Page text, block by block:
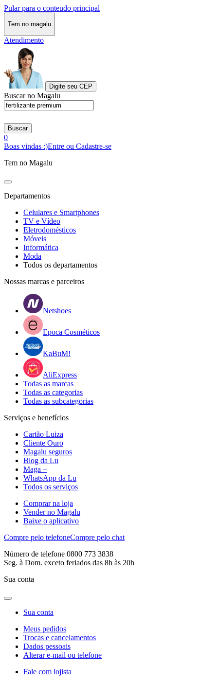
Pular para o conteudo principal
Tem no magalu
Atendimento
Digite seu CEP
Buscar no Magalu
Buscar
0
Boas vindas :)Entre ou Cadastre-se
Tem no Magalu
Departamentos
Celulares e Smartphones
TV e Vídeo
Eletrodomésticos
Móveis
Informática
Moda
Todos os departamentos
Nossas marcas e parceiros
Netshoes
Epoca Cosméticos
KaBuM!
AliExpress
Todas as marcas
Todas as categorias
Todas as subcategorias
Serviços e benefícios
Cartão Luiza
Cliente Ouro
Magalu seguros
Blog da Lu
Maga +
WhatsApp da Lu
Todos os serviços
Comprar na loja
Vender no Magalu
Baixe o aplicativo
Compre pelo telefoneCompre pelo chat
Número de telefone 0800 773 3838
Seg. à Dom. exceto feriados das 8h às 20h
Sua conta
Sua conta
Meus pedidos
Trocas e cancelamentos
Dados pessoais
Alterar e-mail ou telefone
Fale com lojista